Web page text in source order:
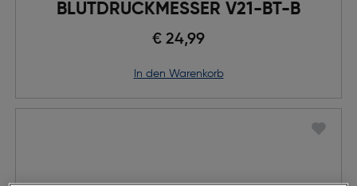
BLUTDRUCKMESSER V21-BT-B
€ 24,99
in den Warenkorb